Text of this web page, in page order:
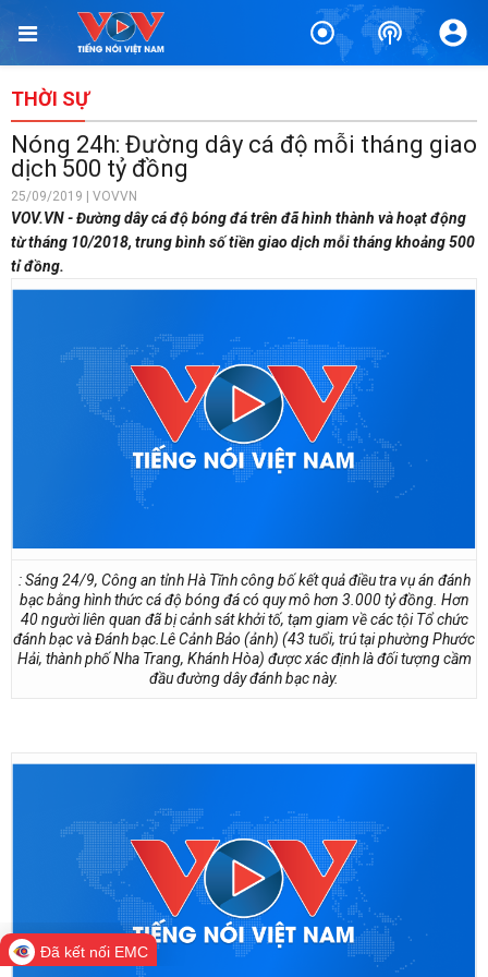
THỜI SỰ
Nóng 24h: Đường dây cá độ mỗi tháng giao
dịch 500 tỷ đồng
25/09/2019 | VOVVN
VOV.VN - Đường dây cá độ bóng đá trên đã hình thành và hoạt động
từ tháng 10/2018, trung bình số tiền giao dịch mỗi tháng khoảng 500
tỉ đồng.
: Sáng 24/9, Công an tỉnh Hà Tĩnh công bố kết quả điều tra vụ án đánh
bạc bằng hình thức cá độ bóng đá có quy mô hơn 3.000 tỷ đồng. Hơn
40 người liên quan đã bị cảnh sát khởi tố, tạm giam về các tội Tổ chức
đánh bạc và Đánh bạc.Lê Cảnh Bảo (ảnh) (43 tuổi, trú tại phường Phước
Hải, thành phố Nha Trang, Khánh Hòa) được xác định là đối tượng cầm
đầu đường dây đánh bạc này.
Đã kết nối EMC